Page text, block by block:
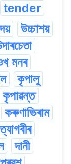
tender
উচ্চাশয়
মনৰ
কৃপালু
কৃপাৱন্ত
কৰুণাভিৰাম
ত্যাগবীৰ
দানী